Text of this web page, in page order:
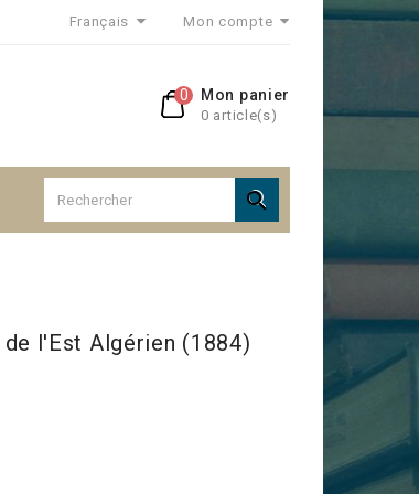
Français Mon compte
Mon panier
0 article(s)
0

l'Est Algérien (1884)